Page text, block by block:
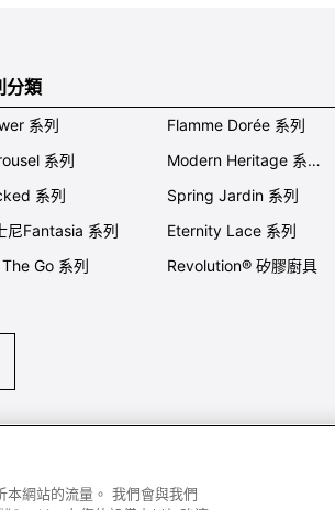
分類
系列
系列
系列
尼Fantasia 系列
Go 系列
Flamme Dorée 系列
Modern Heritage 系列
Spring Jardin 系列
Eternity Lace 系列
Revolution® 矽膠廚具
網站的流量。 我們會與我們